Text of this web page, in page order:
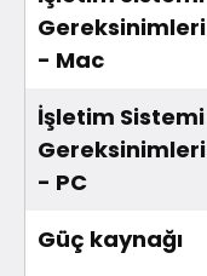
Gereksinimleri
- Mac
İşletim Sistemi
Gereksinimleri
- PC
Güç kaynağı